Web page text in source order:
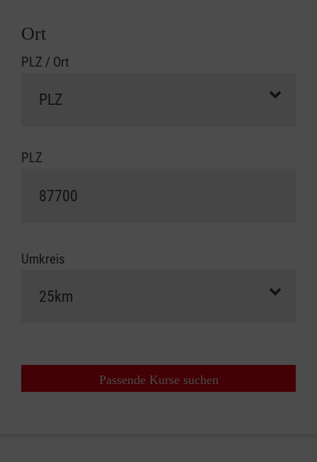
Ort
PLZ / Ort
PLZ
Umkreis
Passende Kurse suchen